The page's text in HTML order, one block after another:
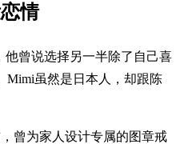
情
他曾说选择另一半除了自己喜
Mimi虽然是日本人，却跟陈
曾为家人设计专属的图章戒